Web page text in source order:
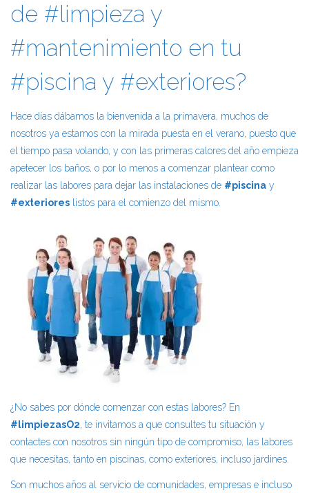
de #limpieza y
#mantenimiento en tu
#piscina y #exteriores?
Hace días dábamos la bienvenida a la primavera, muchos de
nosotros ya estamos con la mirada puesta en el verano, puesto que
el tiempo pasa volando, y con las primeras calores del año empieza
apetecer los baños, o por lo menos a comenzar plantear como
realizar las labores para dejar las instalaciones de #piscina y
#exteriores listos para el comienzo del mismo.
¿No sabes por dónde comenzar con estas labores? En
#limpiezasO2, te invitamos a que consultes tu situación y
contactes con nosotros sin ningún tipo de compromiso, las labores
que necesitas, tanto en piscinas, como exteriores, incluso jardines.
Son muchos años al servicio de comunidades, empresas e incluso